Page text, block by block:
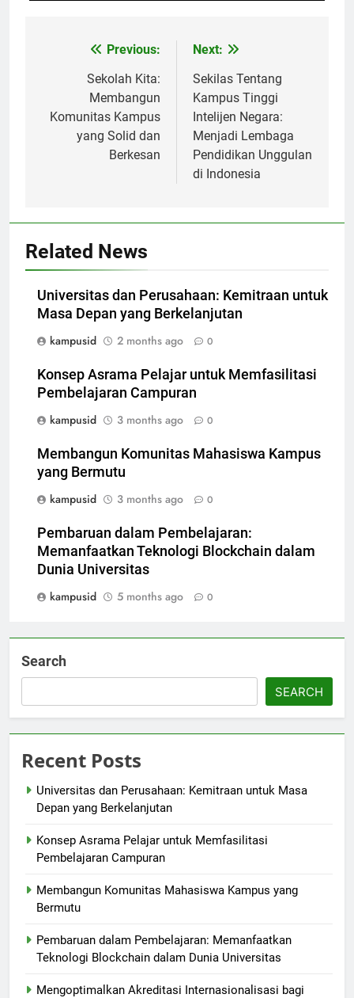
navigation
Previous:
Sekolah Kita:
Membangun
Komunitas Kampus
yang Solid dan
Berkesan
Next:
Sekilas Tentang
Kampus Tinggi
Intelijen Negara:
Menjadi Lembaga
Pendidikan Unggulan
di Indonesia
Related News
Universitas dan Perusahaan: Kemitraan untuk
Masa Depan yang Berkelanjutan
kampusid
2 months ago 0
Konsep Asrama Pelajar untuk Memfasilitasi
Pembelajaran Campuran
kampusid
3 months ago 0
Membangun Komunitas Mahasiswa Kampus
yang Bermutu
kampusid
3 months ago 0
Pembaruan dalam Pembelajaran:
Memanfaatkan Teknologi Blockchain dalam
Dunia Universitas
kampusid
5 months ago 0
Search
SEARCH
Recent Posts
Universitas dan Perusahaan: Kemitraan untuk Masa
Depan yang Berkelanjutan
Konsep Asrama Pelajar untuk Memfasilitasi
Pembelajaran Campuran
Membangun Komunitas Mahasiswa Kampus yang
Bermutu
Pembaruan dalam Pembelajaran: Memanfaatkan
Teknologi Blockchain dalam Dunia Universitas
Mengoptimalkan Akreditasi Internasionalisasi bagi